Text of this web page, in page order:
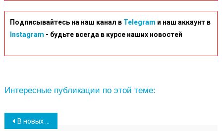
Подписывайтесь на наш канал в Telegram и наш аккаунт в
Instagram - будьте всегда в курсе наших новостей
Интересные публикации по этой теме:
Навігація
В новых вазонах в центре Южного коммунальщики высадили растения